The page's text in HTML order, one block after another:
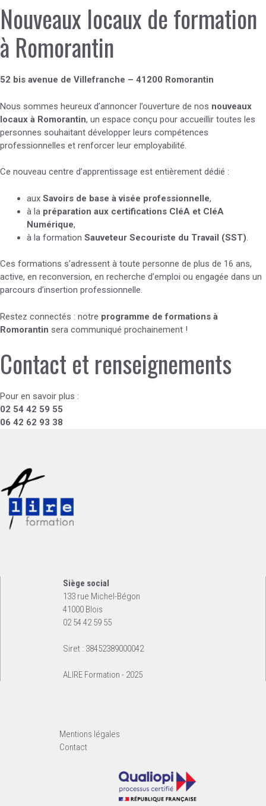
Nouveaux locaux de formation
à Romorantin
52 bis avenue de Villefranche – 41200 Romorantin
Nous sommes heureux d’annoncer l’ouverture de nos nouveaux
locaux à Romorantin, un espace conçu pour accueillir toutes les
personnes souhaitant développer leurs compétences
professionnelles et renforcer leur employabilité.
Ce nouveau centre d’apprentissage est entièrement dédié :
aux Savoirs de base à visée professionnelle,
à la préparation aux certifications CléA et CléA
Numérique,
à la formation Sauveteur Secouriste du Travail (SST)
Ces formations s’adressent à toute personne de plus de 16 ans,
active, en reconversion, en recherche d’emploi ou engagée dans un
parcours d’insertion professionnelle.
Restez connectés : notre programme de formations à
Romorantin sera communiqué prochainement !
Contact et renseignements
Pour en savoir plus :
02 54 42 59 55
06 42 62 93 38
Siège social
133 rue Michel-Bégon
41000 Blois
02 54 42 59 55
Siret : 38452389000042
ALIRE Formation - 2025
Mentions légales
Contact